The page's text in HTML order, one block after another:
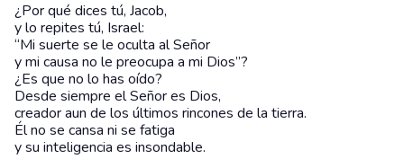
¿Por qué dices tú, Jacob,
y lo repites tú, Israel:
“Mi suerte se le oculta al Señor
y mi causa no le preocupa a mi Dios”?
¿Es que no lo has oído?
Desde siempre el Señor es Dios,
creador aun de los últimos rincones de la tierra.
Él no se cansa ni se fatiga
y su inteligencia es insondable.